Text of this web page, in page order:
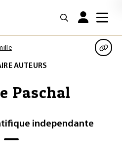
AUTEURS
Paschal
independante